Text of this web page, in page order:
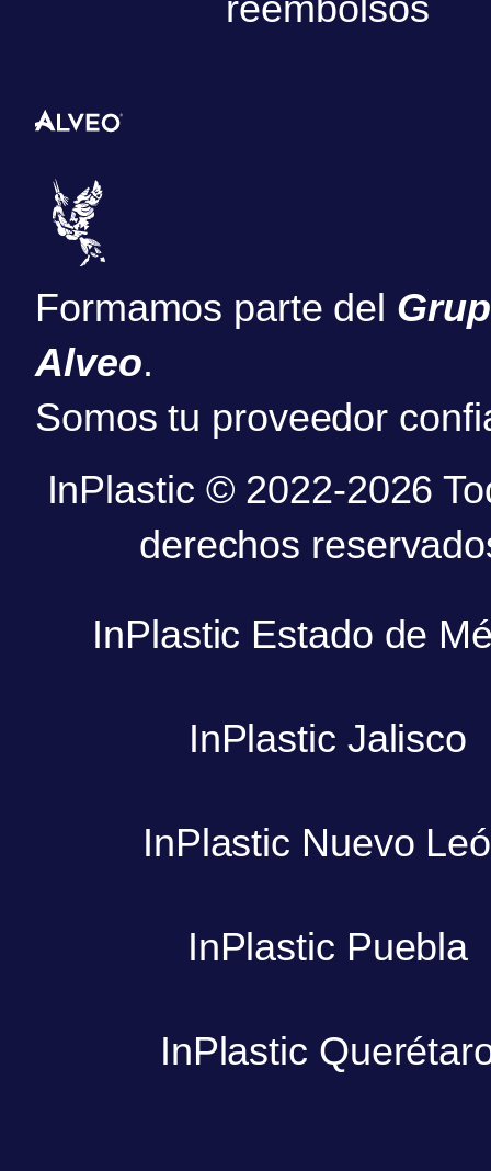
Formamos parte del
Alveo.
Somos tu proveedor
InPlastic © 2022-2026
derechos
InPlastic Estado de
InPlastic Jalisco
InPlastic Nuevo
InPlastic Puebla
InPlastic